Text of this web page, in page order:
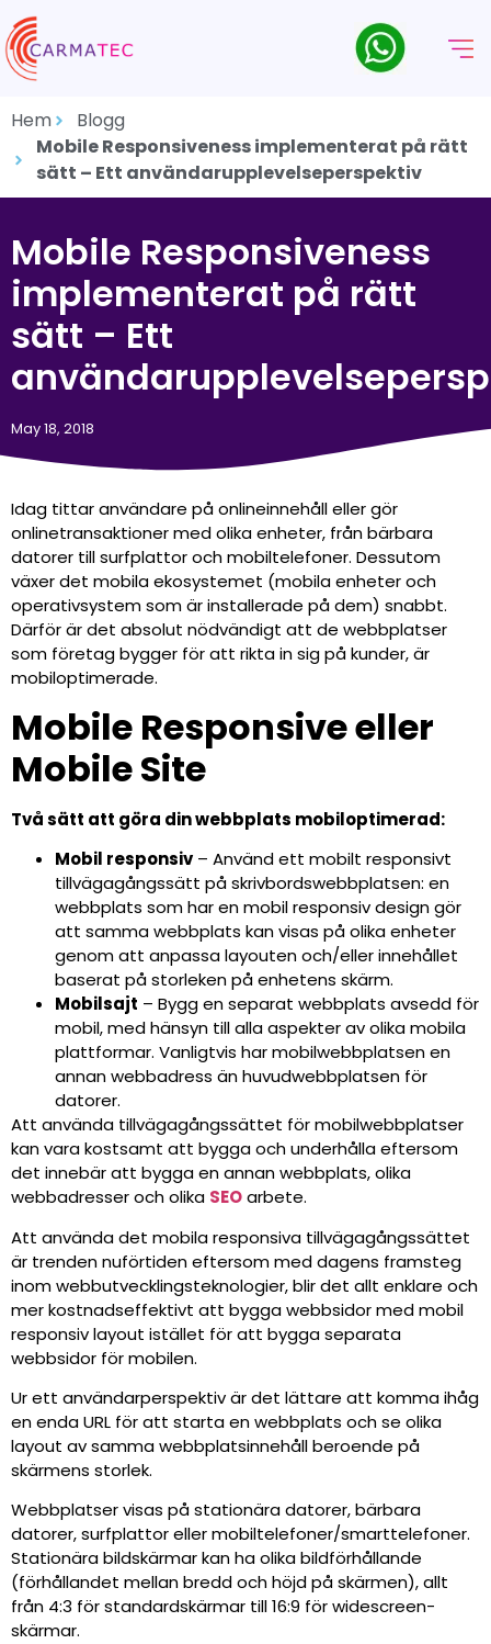
Hem
Blogg
Mobile Responsiveness implementerat på rätt
sätt – Ett användarupplevelseperspektiv
Mobile Responsiveness
implementerat på rätt
sätt – Ett
May 18, 2018
Idag tittar användare på onlineinnehåll eller gör
onlinetransaktioner med olika enheter, från bärbara
datorer till surfplattor och mobiltelefoner. Dessutom
växer det mobila ekosystemet (mobila enheter och
operativsystem som är installerade på dem) snabbt.
Därför är det absolut nödvändigt att de webbplatser
som företag bygger för att rikta in sig på kunder, är
mobiloptimerade.
Mobile Responsive eller
Mobile Site
Två sätt att göra din webbplats mobiloptimerad:
Mobil responsiv – Använd ett mobilt responsivt
tillvägagångssätt på skrivbordswebbplatsen: en
webbplats som har en mobil responsiv design gör
att samma webbplats kan visas på olika enheter
genom att anpassa layouten och/eller innehållet
baserat på storleken på enhetens skärm.
Mobilsajt – Bygg en separat webbplats avsedd för
mobil, med hänsyn till alla aspekter av olika mobila
plattformar. Vanligtvis har mobilwebbplatsen en
annan webbadress än huvudwebbplatsen för
datorer.
Att använda tillvägagångssättet för mobilwebbplatser
kan vara kostsamt att bygga och underhålla eftersom
det innebär att bygga en annan webbplats, olika
webbadresser och olika SEOarbete.
Att använda det mobila responsiva tillvägagångssättet
är trenden nuförtiden eftersom med dagens framsteg
inom webbutvecklingsteknologier, blir det allt enklare och
mer kostnadseffektivt att bygga webbsidor med mobil
responsiv layout istället för att bygga separata
webbsidor för mobilen.
Ur ett användarperspektiv är det lättare att komma ihåg
en enda URL för att starta en webbplats och se olika
layout av samma webbplatsinnehåll beroende på
skärmens storlek.
Webbplatser visas på stationära datorer, bärbara
datorer, surfplattor eller mobiltelefoner/smarttelefoner.
Stationära bildskärmar kan ha olika bildförhållande
(förhållandet mellan bredd och höjd på skärmen), allt
från 4:3 för standardskärmar till 16:9 för widescreen-
skärmar.